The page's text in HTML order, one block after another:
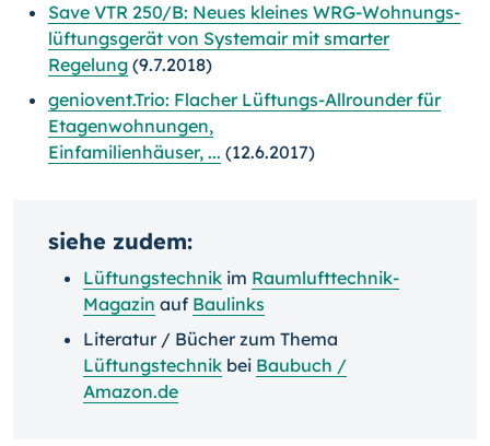
Save VTR 250/B: Neues kleines WRG-Wohnungs­
lüf­tungs­gerät von Systemair mit smarter
Regelung (9.7.2018)
geniovent.Trio: Flacher Lüftungs-Allrounder für
Etagenwohnungen,
Einfamilienhäuser, ... (12.6.2017)
siehe zudem:
Lüftungstechnik im Raumlufttechnik-
Magazin auf Baulinks
Literatur / Bücher zum Thema
Lüftungstechnik bei Baubuch /
Amazon.de